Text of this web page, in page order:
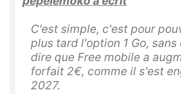
C'est simple, c'est pour
plus tard l'option 1 Go,
dire que Free mobile a
forfait 2€, comme il s'est
2027.